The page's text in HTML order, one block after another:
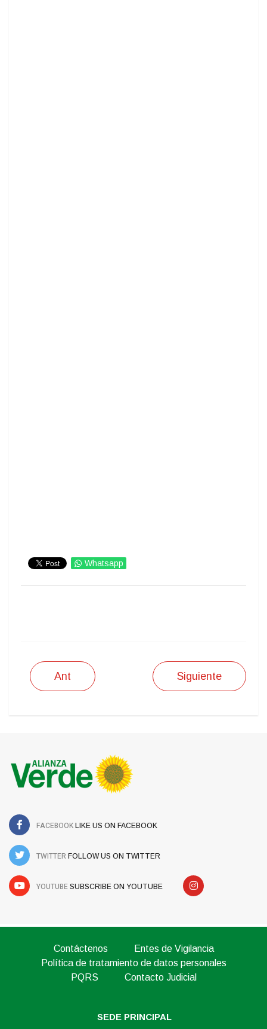
Whatsapp
Ant Siguiente
FACEBOOK LIKE US ON FACEBOOK
TWITTER FOLLOW US ON TWITTER
YOUTUBE SUBSCRIBE ON YOUTUBE
Contáctenos
Entes de Vigilancia
Política de tratamiento de datos personales
PQRS
Contacto Judicial
SEDE PRINCIPAL